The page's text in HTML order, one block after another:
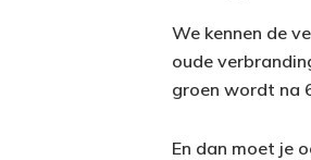
We kennen de
oude
groen wordt na
En dan moet je